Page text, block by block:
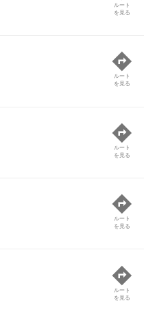
ルート
を見る
ルート
を見る
ルート
を見る
ルート
を見る
ルート
を見る